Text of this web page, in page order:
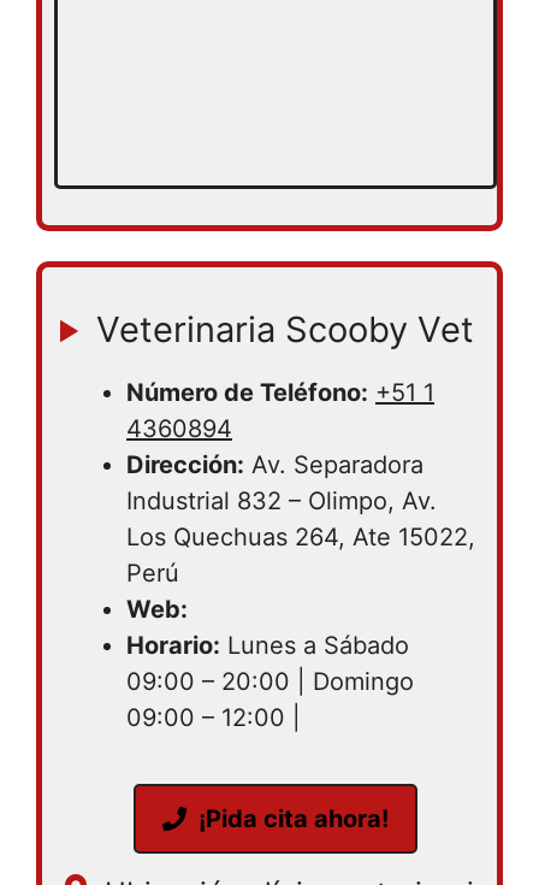
Veterinaria Scooby Vet
Número de Teléfono: +51 1
4360894
Dirección: Av. Separadora
Industrial 832 – Olimpo, Av.
Los Quechuas 264, Ate 15022,
Perú
Web:
Horario: Lunes a Sábado
09:00 – 20:00 | Domingo
09:00 – 12:00 |
¡Pida cita ahora!